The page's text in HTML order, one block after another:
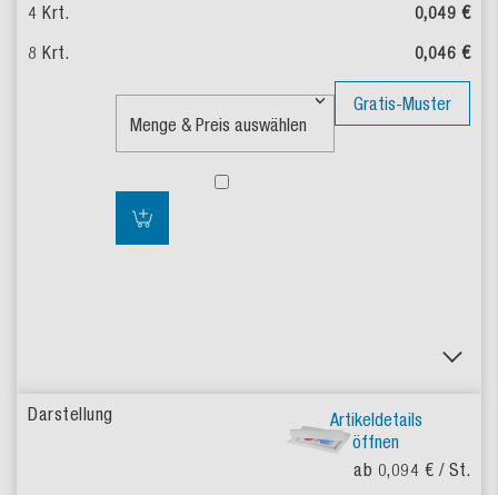
0,049 €
0,046 €
Gratis-Muster
Artikeldetails
öffnen
ab 0,094 € / St.